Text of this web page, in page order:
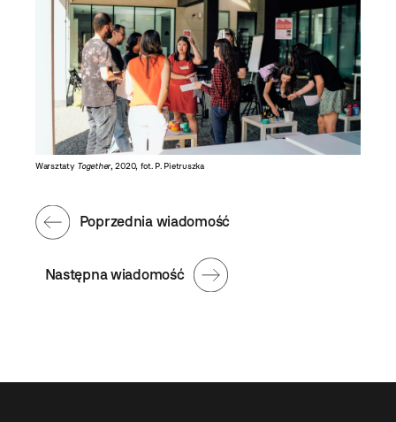
Warsztaty Together, 2020, fot. P. Pietruszka
Następna wiadomość
Poprzednia wiadomość